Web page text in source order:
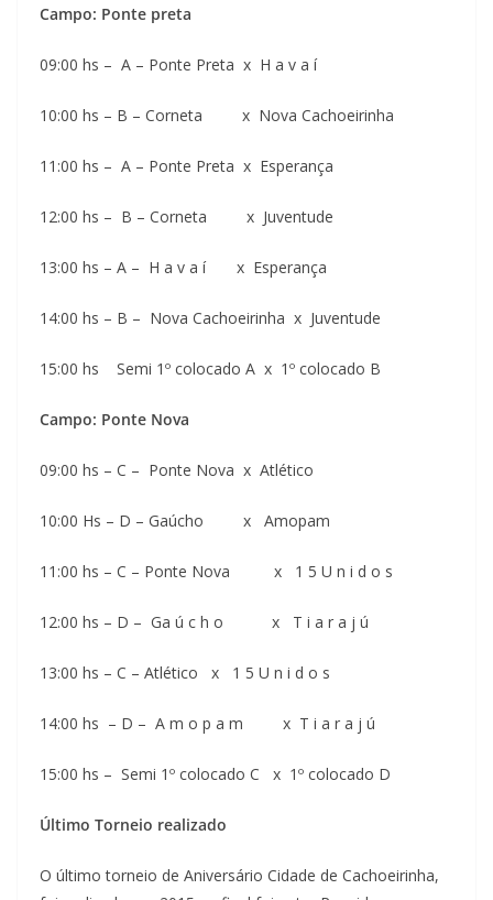
Campo: Ponte preta
09:00 hs – A – Ponte Preta x H a v a í
10:00 hs – B – Corneta x Nova Cachoeirinha
11:00 hs – A – Ponte Preta x Esperança
12:00 hs – B – Corneta x Juventude
13:00 hs – A – H a v a í x Esperança
14:00 hs – B – Nova Cachoeirinha x Juventude
15:00 hs Semi 1º colocado A x 1º colocado B
Campo: Ponte Nova
09:00 hs – C – Ponte Nova x Atlético
10:00 Hs – D – Gaúcho x Amopam
11:00 hs – C – Ponte Nova x 1 5 U n i d o s
12:00 hs – D – Ga ú c h o x T i a r a j ú
13:00 hs – C – Atlético x 1 5 U n i d o s
14:00 hs – D – A m o p a m x T i a r a j ú
15:00 hs – Semi 1º colocado C x 1º colocado D
Último Torneio realizado
O último torneio de Aniversário Cidade de Cachoeirinha,